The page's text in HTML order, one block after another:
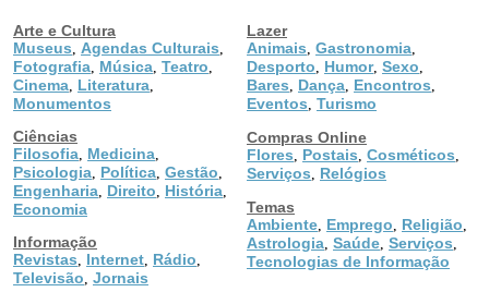
Arte e Cultura
Museus
Agendas Culturais
Fotografia Música Teatro
Cinema Literatura
Monumentos
Ciências
Filosofia Medicina
Psicologia Política Gestão
Engenharia Direito História
Economia
Informação
Revistas
Internet Rádio
Televisão Jornais
Lazer
Animais Gastronomia
Desporto Humor, Sexo
Bares Dança Encontros
Eventos Turismo
Compras Online
Flores
Postais Cosméticos
Serviços
Relógios
Temas
Ambiente Emprego Religião
Astrologia Saúde Serviços
Tecnologias de Informação